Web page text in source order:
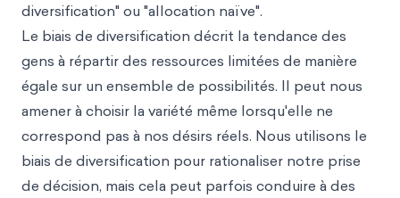
diversification" ou "allocation naïve".
Le biais de diversification décrit la tendance des
gens à répartir des ressources limitées de manière
égale sur un ensemble de possibilités. Il peut nous
amener à choisir la variété même lorsqu'elle ne
correspond pas à nos désirs réels. Nous utilisons le
biais de diversification pour rationaliser notre prise
de décision, mais cela peut parfois conduire à des